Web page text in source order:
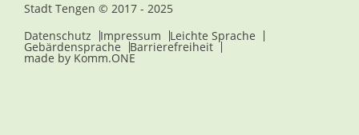
Stadt Tengen © 2017 - 2025
Datenschutz
Impressum Leichte Sprache
Gebärdensprache Barrierefreiheit
made by Komm.ONE